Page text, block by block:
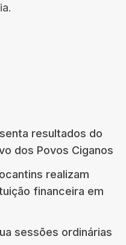
resultados do
dos Povos Ciganos
realizam
financeira em
sessões ordinárias